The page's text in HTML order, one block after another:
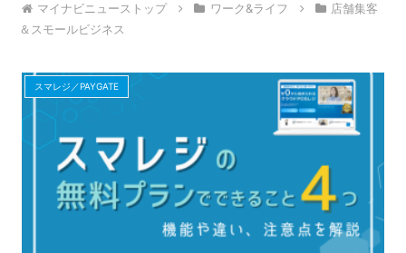
マイナビニューストップ ワーク&ライフ
店舗集客
＆スモールビジネス
スマレジ／PAYGATE